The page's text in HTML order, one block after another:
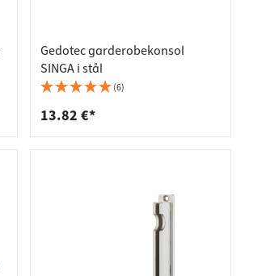
Gedotec garderobekonsol
SINGA i stål
(6)
13.82 €*